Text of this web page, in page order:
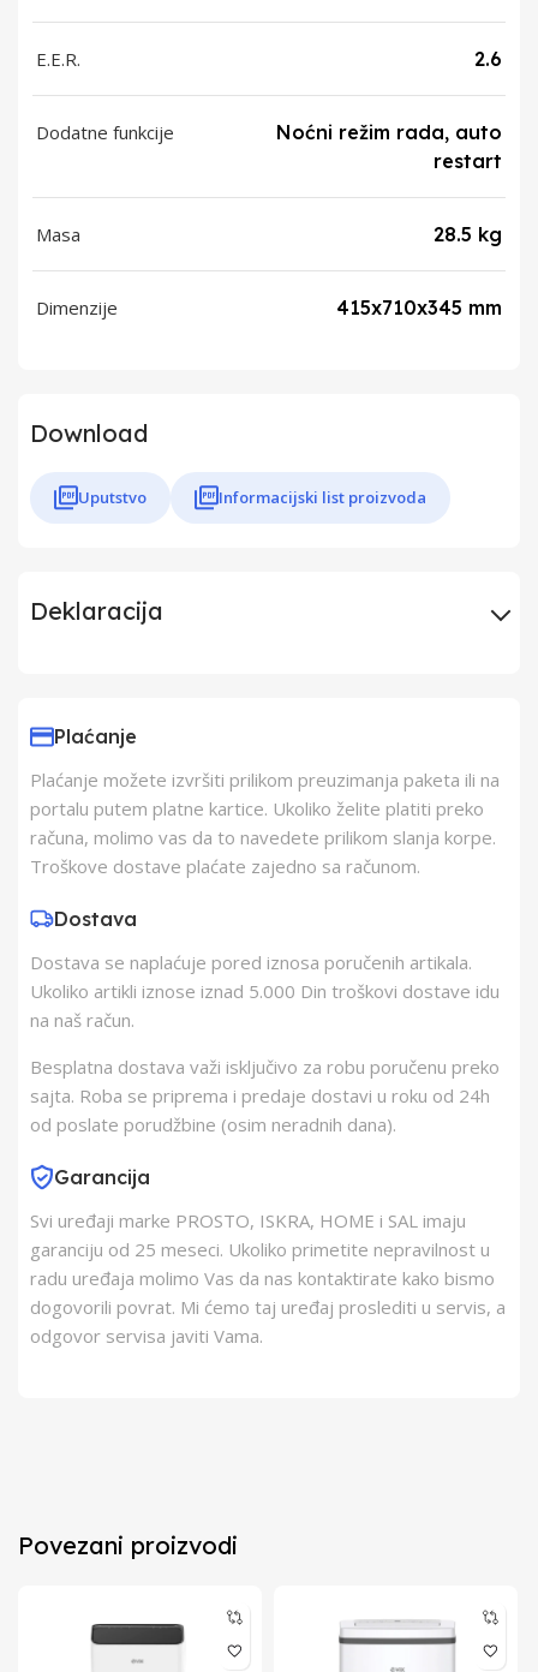
E.E.R. 2.6
Dodatne funkcije
Noćni režim rada, auto
restart
Masa 28.5 kg
Dimenzije 415x710x345 mm
Download
Uputstvo Informacijski list proizvoda
Deklaracija
Zemlja Porekla Kina
Zemlja Uvoza
Barkod 8606019607579
Plaćanje
Plaćanje možete izvršiti prilikom preuzimanja paketa ili na
portalu putem platne kartice. Ukoliko želite platiti preko
računa, molimo vas da to navedete prilikom slanja korpe.
Troškove dostave plaćate zajedno sa računom.
Dostava
Dostava se naplaćuje pored iznosa poručenih artikala.
Ukoliko artikli iznose iznad 5.000 Din troškovi dostave idu
na naš račun.
Besplatna dostava važi isključivo za robu poručenu preko
sajta. Roba se priprema i predaje dostavi u roku od 24h
od poslate porudžbine (osim neradnih dana).
Garancija
Svi uređaji marke PROSTO, ISKRA, HOME i SAL imaju
garanciju od 25 meseci. Ukoliko primetite nepravilnost u
radu uređaja molimo Vas da nas kontaktirate kako bismo
dogovorili povrat. Mi ćemo taj uređaj proslediti u servis, a
odgovor servisa javiti Vama.
Povezani proizvodi